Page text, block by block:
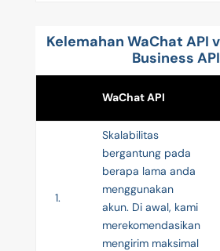
Kelemahan WaChat API
Business API
WaChat API
1.
Skalabilitas
bergantung pada
berapa lama anda
menggunakan
akun. Di awal, kami
merekomendasikan
mengirim maksimal